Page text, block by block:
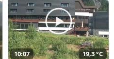
10:07 19,3 °C